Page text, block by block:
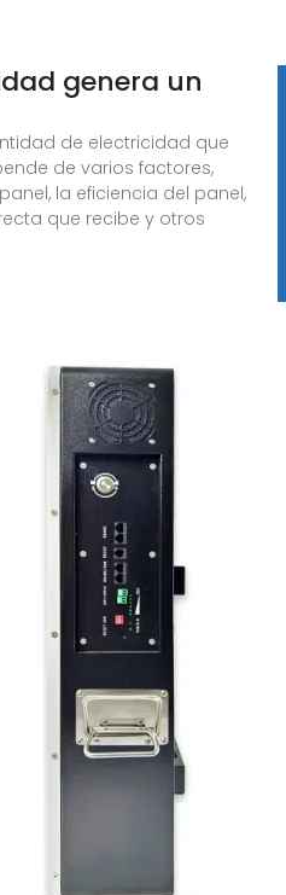
genera un
de electricidad que
de varios factores,
la eficiencia del panel,
que recibe y otros